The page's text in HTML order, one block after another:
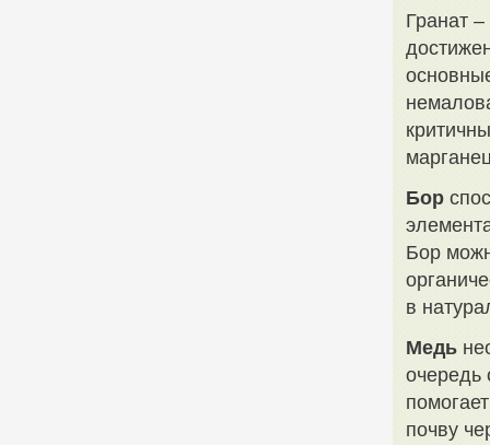
Гранат
Бор
Бор
в
Медь
очередь
почву